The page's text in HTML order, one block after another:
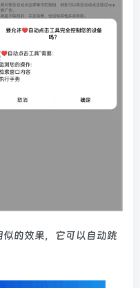
的效果，它可以自动跳